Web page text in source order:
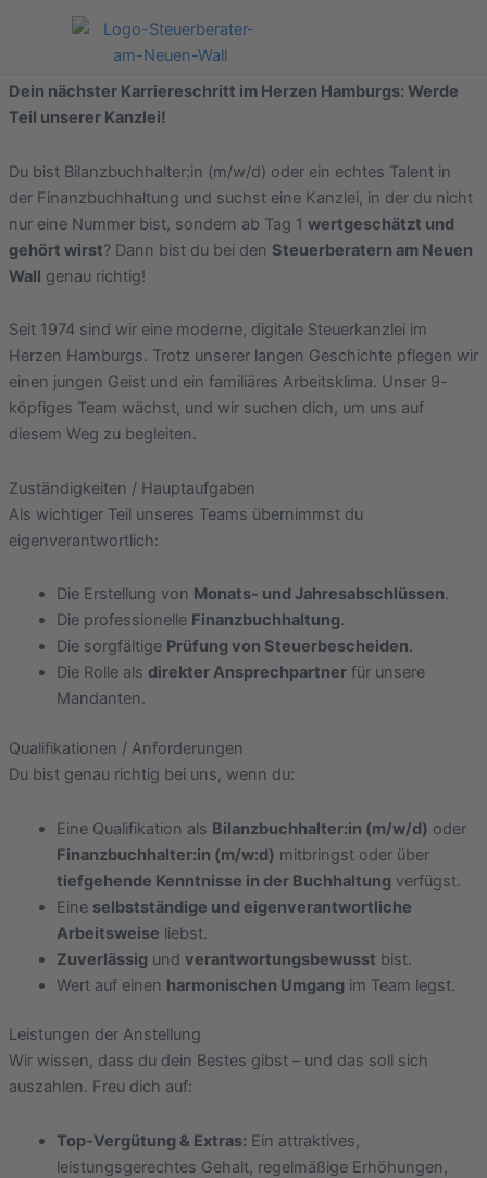
Stellenbezeichnung
Bilanzbuchhalter (m/w/d)
Dein nächster Karriereschritt im Herzen Hamburgs: Werde
Teil unserer Kanzlei!
Du bist Bilanzbuchhalter:in (m/w/d) oder ein echtes Talent in
der Finanzbuchhaltung und suchst eine Kanzlei, in der du nicht
nur eine Nummer bist, sondern ab Tag 1 wertgeschätzt und
gehört wirst? Dann bist du bei den Steuerberatern am Neuen
Wall genau richtig!
Seit 1974 sind wir eine moderne, digitale Steuerkanzlei im
Herzen Hamburgs. Trotz unserer langen Geschichte pflegen wir
einen jungen Geist und ein familiäres Arbeitsklima. Unser 9-
köpfiges Team wächst, und wir suchen dich, um uns auf
diesem Weg zu begleiten.
Zuständigkeiten / Hauptaufgaben
Als wichtiger Teil unseres Teams übernimmst du
eigenverantwortlich:
Die Erstellung von Monats- und Jahresabschlüssen.
Die professionelle Finanzbuchhaltung.
Die sorgfältige Prüfung von Steuerbescheiden.
Die Rolle als direkter Ansprechpartnerfür unsere
Mandanten.
Qualifikationen / Anforderungen
Du bist genau richtig bei uns, wenn du:
Eine Qualifikation als Bilanzbuchhalter:in (m/w/d) oder
Finanzbuchhalter:in (m/w:d) mitbringst oder über
tiefgehende Kenntnisse in der Buchhaltung verfügst.
Eine selbstständige und eigenverantwortliche
Arbeitsweise liebst.
Zuverlässig und verantwortungsbewusst bist.
Wert auf einen harmonischen Umgang im Team legst.
Leistungen der Anstellung
Wir wissen, dass du dein Bestes gibst – und das soll sich
auszahlen. Freu dich auf:
Top-Vergütung & Extras: Ein attraktives,
leistungsgerechtes Gehalt, regelmäßige Erhöhungen,